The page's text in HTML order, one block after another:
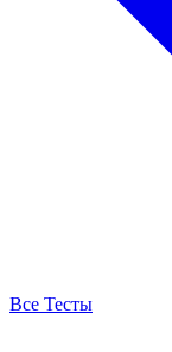
Все Тесты